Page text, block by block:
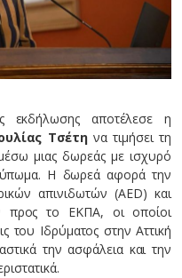
εκδήλωσης αποτέλεσε η
Τσέτη να τιμήσει τη
μιας δωρεάς με ισχυρό
Η δωρεά αφορά την
απινιδωτών (AED) και
προς το ΕΚΠΑ, οι οποίοι
του Ιδρύματος στην Αττική
την ασφάλεια και την